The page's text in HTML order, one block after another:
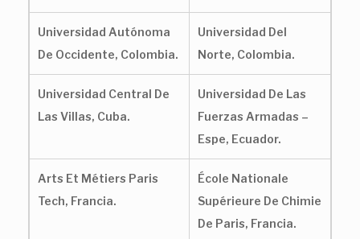
Universidad Autónoma
De Occidente, Colombia.
Universidad Del
Norte, Colombia.
Universidad Central De
Las Villas, Cuba.
Universidad De Las
Fuerzas Armadas –
Espe, Ecuador.
Arts Et Métiers Paris
Tech, Francia.
École Nationale
Supérieure De Chimie
De Paris, Francia.